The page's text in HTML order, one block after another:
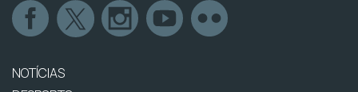
NOTÍCIAS